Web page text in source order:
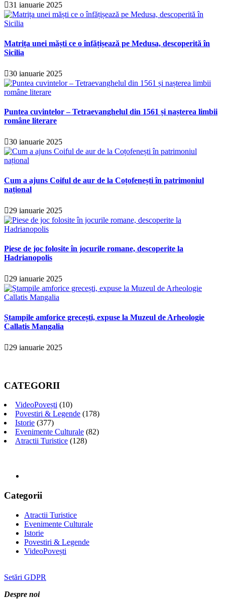
31 ianuarie 2025
Matrița unei măști ce o înfățișează pe Medusa, descoperită în
Sicilia
30 ianuarie 2025
Puntea cuvintelor – Tetraevanghelul din 1561 și nașterea limbii
române literare
30 ianuarie 2025
Cum a ajuns Coiful de aur de la Coțofenești în patrimoniul
național
29 ianuarie 2025
Piese de joc folosite în jocurile romane, descoperite la
Hadrianopolis
29 ianuarie 2025
Ștampile amforice grecești, expuse la Muzeul de Arheologie
Callatis Mangalia
29 ianuarie 2025
CATEGORII
VideoPovești (10)
Povestiri & Legende (178)
Istorie (377)
Evenimente Culturale (82)
Atractii Turistice (128)
Categorii
Atractii Turistice
Evenimente Culturale
Istorie
Povestiri & Legende
VideoPovești
Setări GDPR
Despre noi